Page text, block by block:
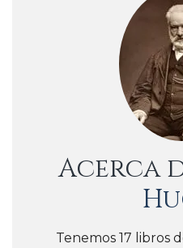
Acerca
Tenemos 17 libros